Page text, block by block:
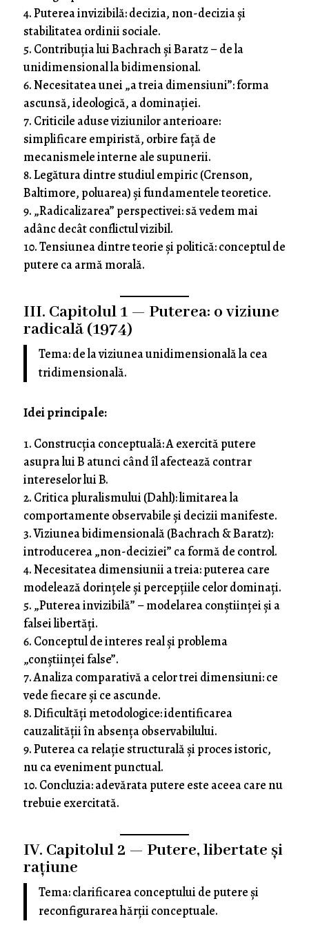
Puterea invizibilă: decizia, non-decizia și
stabilitatea ordinii sociale.
Contribuția lui Bachrach și Baratz – de la
unidimensional la bidimensional.
Necesitatea unei „a treia dimensiuni”: forma
ascunsă, ideologică, a dominației.
Criticile aduse viziunilor anterioare:
simplificare empiristă, orbire față de
mecanismele interne ale supunerii.
Legătura dintre studiul empiric (Crenson,
Baltimore, poluarea) și fundamentele teoretice.
„Radicalizarea” perspectivei: să vedem mai
adânc decât conflictul vizibil.
Tensiunea dintre teorie și politică: conceptul de
putere ca armă morală.
III. Capitolul 1 — Puterea: o viziune
radicală (1974)
Tema: de la viziunea unidimensională la cea
tridimensională.
Idei principale:
Construcția conceptuală: A exercită putere
asupra lui B atunci când îl afectează contrar
intereselor lui B.
Critica pluralismului (Dahl): limitarea la
comportamente observabile și decizii manifeste.
Viziunea bidimensională (Bachrach & Baratz):
introducerea „non-deciziei” ca formă de control.
Necesitatea dimensiunii a treia: puterea care
modelează dorințele și percepțiile celor dominați.
„Puterea invizibilă” – modelarea conștiinței și a
falsei libertăți.
Conceptul de interes real și problema
„conștiinței false”.
Analiza compara­tivă a celor trei dimensiuni: ce
vede fiecare și ce ascunde.
Dificultăți metodologice: identificarea
cauzalității în absența observabilului.
Puterea ca relație structurală și proces istoric,
nu ca eveniment punctual.
Concluzia: adevărata putere este aceea care nu
trebuie exercitată.
IV. Capitolul 2 — Putere, libertate și
rațiune
Tema: clarificarea conceptului de putere și
reconfigurarea hărții conceptuale.